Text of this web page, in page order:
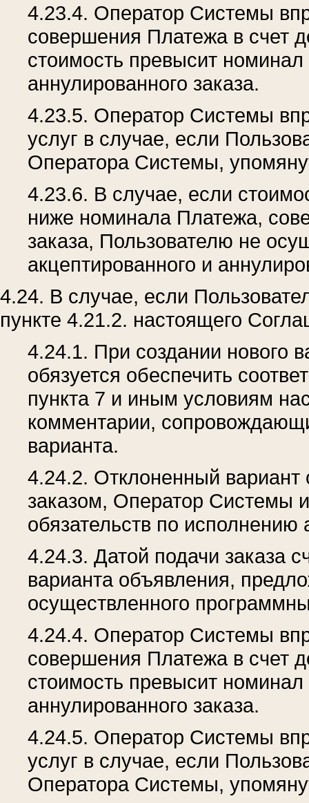
4.23.4. Оператор Системы
совершения Платежа в счет
стоимость превысит
аннулированного заказа.
4.23.5. Оператор Системы
услуг в случае, если
Оператора Системы,
4.23.6. В случае, если
ниже номинала Платежа,
заказа, Пользователю не
акцептированного и
4.24. В случае, если
пункте 4.21.2. настоящего
4.24.1. При создании нового
обязуется обеспечить
пункта 7 и иным условиям
комментарии,
варианта.
4.24.2. Отклоненный вариант
заказом, Оператор Системы
обязательств по исполнению
4.24.3. Датой подачи заказа
варианта объявления,
осуществленного
4.24.4. Оператор Системы
совершения Платежа в счет
стоимость превысит
аннулированного заказа.
4.24.5. Оператор Системы
услуг в случае, если
Оператора Системы,